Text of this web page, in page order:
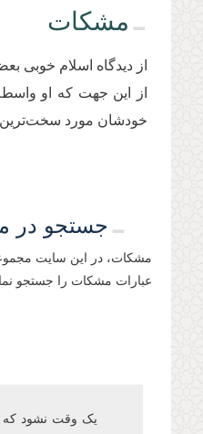
مشکات
از دیدگاه اسلام خوبی
از این جهت که او
خودشان مورد سخت‌ترین
جستجو در
مشکات، در این سایت
عبارات مشکات را جستجو
یک وقت نشود که